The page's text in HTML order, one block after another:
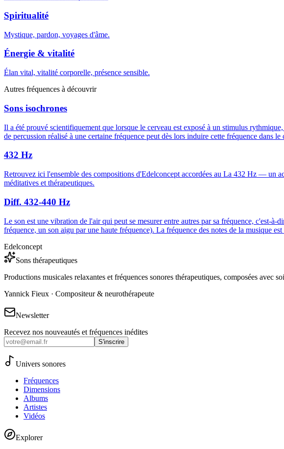
Spiritualité
Mystique, pardon, voyages d'âme.
Énergie & vitalité
Élan vital, vitalité corporelle, présence sensible.
Autres fréquences à découvrir
Sons isochrones
Il a été prouvé scientifiquement que lorsque le cerveau est exposé à un stimulus
de percussion réalisé à une certaine fréquence peut dès lors induire cette fréquence dans le
432 Hz
Retrouvez ici l'ensemble des compositions d'Edelconcept accordées au La 432 Hz — un
méditatives et thérapeutiques.
Diff. 432-440 Hz
Le son est une vibration de l'air qui peut se mesurer entre autres par sa fréquence, c'est-
fréquence, un son aigu par une haute fréquence). La fréquence des notes de la musique
Edelconcept
Sons thérapeutiques
Productions musicales relaxantes et fréquences sonores thérapeutiques, composées avec
Yannick Fieux · Compositeur & neurothérapeute
Newsletter
Recevez nos nouveautés et fréquences inédites
S'inscrire
Univers sonores
Fréquences
Dimensions
Albums
Artistes
Vidéos
Explorer